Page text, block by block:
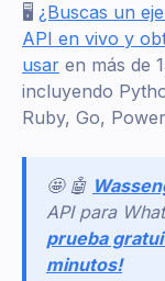
🖥️ ¿Buscas un
API en vivo y
usar en más de
incluyendo
Ruby, Go,
🤩 🤖
API para
prueba
minutos!